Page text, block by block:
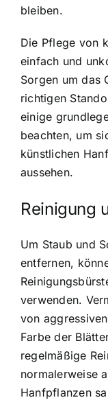
bleiben.
Die Pflege von
einfach und
Sorgen um das
richtigen
einige
beachten, um
künstlichen
aussehen.
Reinigung
Um Staub und
entfernen,
verwenden.
von
Farbe der
regelmäßige
normalerweise
Hanfpflanzen